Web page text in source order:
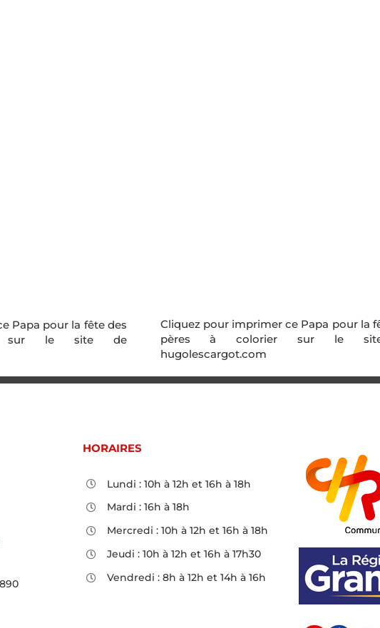
Papa pour la fête des
sur le site de
Cliquez pour imprimer ce Papa pour la
pères à colorier sur le
hugolescargot.com
HORAIRES
Lundi : 10h à 12h et 16h à 18h
Mardi : 16h à 18h
Mercredi : 10h à 12h et 16h à 18h
Jeudi : 10h à 12h et 16h à 17h30
Vendredi : 8h à 12h et 14h à 16h